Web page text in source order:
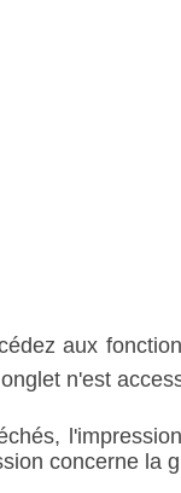
aux
n'est
concerne la